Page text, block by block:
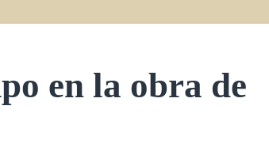
en la obra de